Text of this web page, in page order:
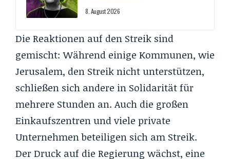
8. August 2026
Die Reaktionen auf den Streik sind
gemischt: Während einige Kommunen, wie
Jerusalem, den Streik nicht unterstützen,
schließen sich andere in Solidarität für
mehrere Stunden an. Auch die großen
Einkaufszentren und viele private
Unternehmen beteiligen sich am Streik.
Der Druck auf die Regierung wächst, eine